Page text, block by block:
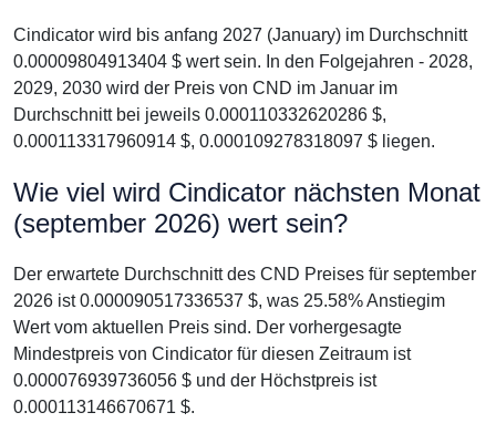
Cindicator wird bis anfang 2027 (January) im Durchschnitt
0.00009804913404 $ wert sein. In den Folgejahren - 2028,
2029, 2030 wird der Preis von CND im Januar im
Durchschnitt bei jeweils 0.000110332620286 $,
0.000113317960914 $, 0.000109278318097 $ liegen.
Wie viel wird Cindicator nächsten Monat
(september 2026) wert sein?
Der erwartete Durchschnitt des CND Preises für september
2026 ist 0.000090517336537 $, was 25.58% Anstiegim
Wert vom aktuellen Preis sind. Der vorhergesagte
Mindestpreis von Cindicator für diesen Zeitraum ist
0.000076939736056 $ und der Höchstpreis ist
0.000113146670671 $.